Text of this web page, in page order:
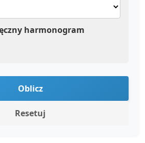
harmonogram
Oblicz
Resetuj